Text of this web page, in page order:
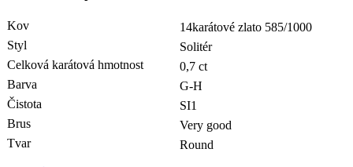
Kov 14karátové zlato 585/1000
Styl
Solitér
Celková karátová hmotnost
0,7 ct
Barva
G-H
Čistota
SI1
Brus
Very good
Tvar
Round